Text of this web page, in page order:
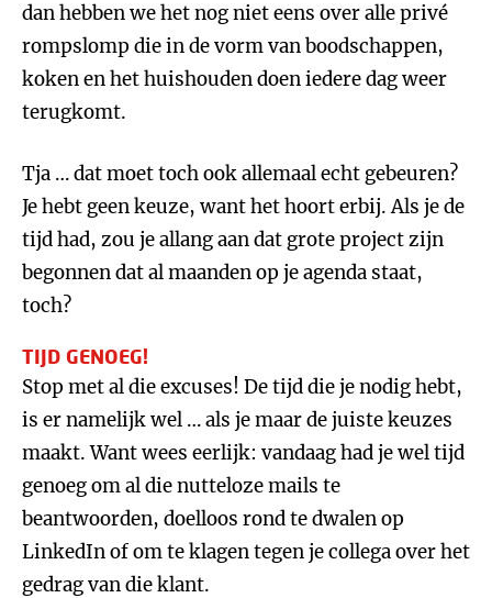
dan hebben we het nog niet eens over alle privé
rompslomp die in de vorm van boodschappen,
koken en het huishouden doen iedere dag weer
terugkomt.
Tja … dat moet toch ook allemaal echt gebeuren?
Je hebt geen keuze, want het hoort erbij. Als je de
tijd had, zou je allang aan dat grote project zijn
begonnen dat al maanden op je agenda staat,
toch?
TIJD GENOEG!
Stop met al die excuses! De tijd die je nodig hebt,
is er namelijk wel … als je maar de juiste keuzes
maakt. Want wees eerlijk: vandaag had je wel tijd
genoeg om al die nutteloze mails te
beantwoorden, doelloos rond te dwalen op
LinkedIn of om te klagen tegen je collega over het
gedrag van die klant.